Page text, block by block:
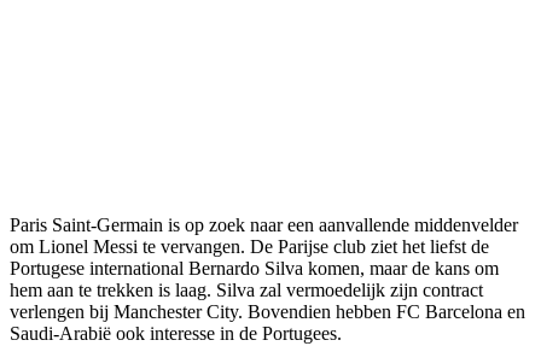
Paris Saint-Germain is op zoek naar een aanvallende middenvelder
om Lionel Messi te vervangen. De Parijse club ziet het liefst de
Portugese international Bernardo Silva komen, maar de kans om
hem aan te trekken is laag. Silva zal vermoedelijk zijn contract
verlengen bij Manchester City. Bovendien hebben FC Barcelona en
Saudi-Arabië ook interesse in de Portugees.